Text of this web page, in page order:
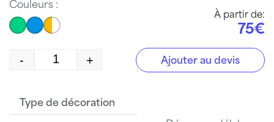
Couleurs :
À partir de:
75€
quantité de VL200LR
- + Ajouter au devis
Type de décoration